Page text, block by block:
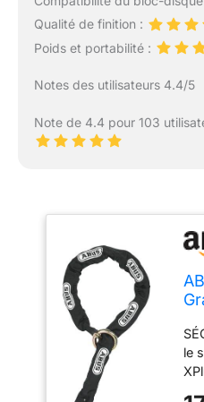
Qualité de finition :
Poids et portabilité :
Notes des utilisateurs 4.4/5
Note de 4.4 pour 103
le